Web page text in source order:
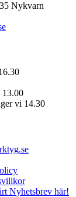
Nykvarn
13.00
vi 14.30
Nyhetsbrev här!